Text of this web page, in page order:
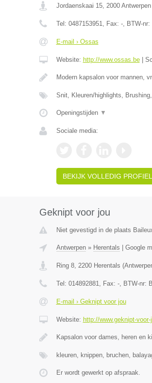
Jordaenskaai 15, 2000 Antwerpen
Tel: 0487153951, Fax: -, BTW-nr:
E-mail › Ossas
Website: http://www.ossas.be|
Modern kapsalon voor mannen,
Snit, Kleuren/highlights,
Openingstijden ▼
Sociale media:
BEKIJK VOLLEDIG PROFIEL
Geknipt voor jou
Niet gevestigd in de plaats
Antwerpen» Herentals Google
Ring 8, 2200 Herentals (
Tel: 014892881, Fax: -, BTW-nr:
E-mail › Geknipt voor jou
Website: http://www.geknipt-voor-
Kapsalon voor dames, heren en
kleuren, knippen, bruchen,
Er wordt gewerkt op afspraak.